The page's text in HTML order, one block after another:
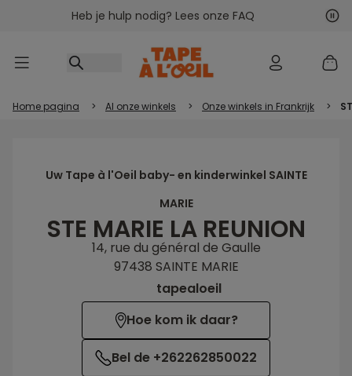
Ga naar inhoudHeb je hulp nodig? Lees onze FAQ
Home pagina > Al onze winkels > Onze winkels in Frankrijk >
Uw Tape à l'Oeil baby- en kinderwinkel SAINTE
MARIE
STE MARIE LA REUNION
14, rue du général de Gaulle
97438 SAINTE MARIE
tapealoeil
Hoe kom ik daar?
Bel de +262262850022